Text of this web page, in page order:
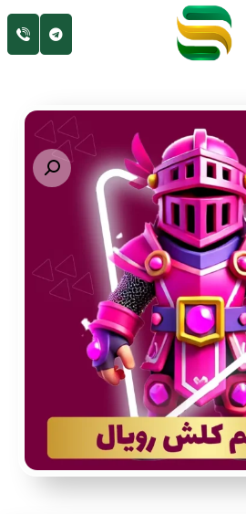
Enlarge the image